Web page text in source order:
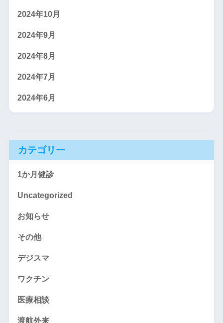
2024年10月
2024年9月
2024年8月
2024年7月
2024年6月
カテゴリー
1か月健診
Uncategorized
お知らせ
その他
デジスマ
ワクチン
医療相談
渡航外来